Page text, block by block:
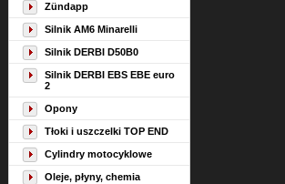
Zündapp
Silnik AM6 Minarelli
Silnik DERBI D50B0
Silnik DERBI EBS EBE euro
2
Opony
Tłoki i uszczelki TOP END
Cylindry motocyklowe
Oleje, płyny, chemia